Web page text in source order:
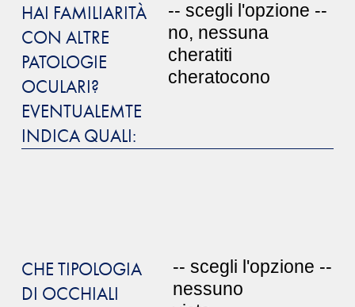
HAI FAMILIARITÀ
CON ALTRE
PATOLOGIE
OCULARI?
EVENTUALEMTE
INDICA QUALI:
CHE TIPOLOGIA
DI OCCHIALI